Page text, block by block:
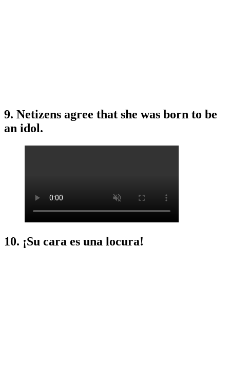
9. Netizens agree that she was born to be
an idol.
10. ¡Su cara es una locura!